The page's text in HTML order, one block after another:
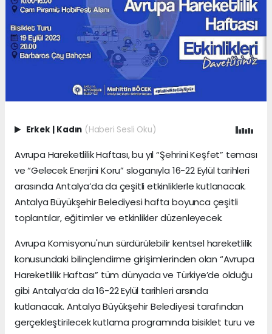
Erkek | Kadın (Haberi Sesli Oku)
Avrupa Hareketlilik Haftası, bu yıl “Şehrini Keşfet” teması
ve “Gelecek Enerjini Koru” sloganıyla 16-22 Eylül tarihleri
arasında Antalya’da da çeşitli etkinliklerle kutlanacak.
Antalya Büyükşehir Belediyesi hafta boyunca çeşitli
toplantılar, eğitimler ve etkinlikler düzenleyecek.
Avrupa Komisyonu'nun sürdürülebilir kentsel hareketlilik
konusundaki bilinçlendirme girişimlerinden olan “Avrupa
Hareketlilik Haftası” tüm dünyada ve Türkiye’de olduğu
gibi Antalya’da da 16-22 Eylül tarihleri arsında
kutlanacak. Antalya Büyükşehir Belediyesi tarafından
gerçekleştirilecek kutlama programında bisiklet turu ve